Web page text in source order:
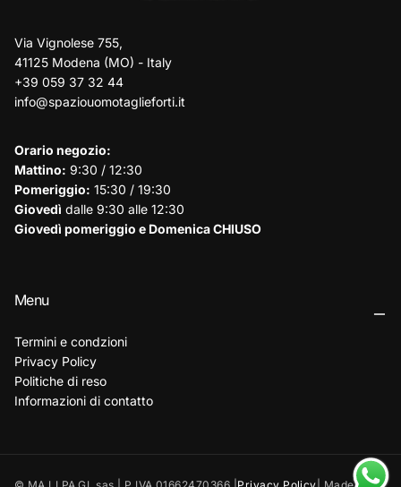
Via Vignolese 755,
41125 Modena (MO) - Italy
+39 059 37 32 44
info@spaziouomotaglieforti.it
Orario negozio:
Mattino: 9:30 / 12:30
Pomeriggio: 15:30 / 19:30
Giovedì dalle 9:30 alle 12:30
Giovedì pomeriggio e Domenica CHIUSO
Menu
Termini e condzioni
Privacy Policy
Politiche di reso
Informazioni di contatto